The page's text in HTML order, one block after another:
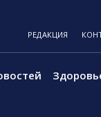
РЕДАКЦИЯ